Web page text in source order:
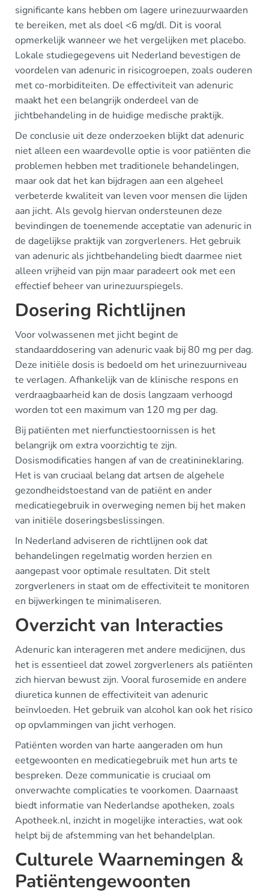
significante kans hebben om lagere urinezuurwaarden
te bereiken, met als doel <6 mg/dl. Dit is vooral
opmerkelijk wanneer we het vergelijken met placebo.
Lokale studiegegevens uit Nederland bevestigen de
voordelen van adenuric in risicogroepen, zoals ouderen
met co-morbiditeiten. De effectiviteit van adenuric
maakt het een belangrijk onderdeel van de
jichtbehandeling in de huidige medische praktijk.
De conclusie uit deze onderzoeken blijkt dat adenuric
niet alleen een waardevolle optie is voor patiënten die
problemen hebben met traditionele behandelingen,
maar ook dat het kan bijdragen aan een algeheel
verbeterde kwaliteit van leven voor mensen die lijden
aan jicht. Als gevolg hiervan ondersteunen deze
bevindingen de toenemende acceptatie van adenuric in
de dagelijkse praktijk van zorgverleners. Het gebruik
van adenuric als jichtbehandeling biedt daarmee niet
alleen vrijheid van pijn maar paradeert ook met een
effectief beheer van urinezuurspiegels.
Dosering Richtlijnen
Voor volwassenen met jicht begint de
standaarddosering van adenuric vaak bij 80 mg per dag.
Deze initiële dosis is bedoeld om het urinezuurniveau
te verlagen. Afhankelijk van de klinische respons en
verdraagbaarheid kan de dosis langzaam verhoogd
worden tot een maximum van 120 mg per dag.
Bij patiënten met nierfunctiestoornissen is het
belangrijk om extra voorzichtig te zijn.
Dosismodificaties hangen af van de creatinineklaring.
Het is van cruciaal belang dat artsen de algehele
gezondheidstoestand van de patiënt en ander
medicatiegebruik in overweging nemen bij het maken
van initiële doseringsbeslissingen.
In Nederland adviseren de richtlijnen ook dat
behandelingen regelmatig worden herzien en
aangepast voor optimale resultaten. Dit stelt
zorgverleners in staat om de effectiviteit te monitoren
en bijwerkingen te minimaliseren.
Overzicht van Interacties
Adenuric kan interageren met andere medicijnen, dus
het is essentieel dat zowel zorgverleners als patiënten
zich hiervan bewust zijn. Vooral furosemide en andere
diuretica kunnen de effectiviteit van adenuric
beïnvloeden. Het gebruik van alcohol kan ook het risico
op opvlammingen van jicht verhogen.
Patiënten worden van harte aangeraden om hun
eetgewoonten en medicatiegebruik met hun arts te
bespreken. Deze communicatie is cruciaal om
onverwachte complicaties te voorkomen. Daarnaast
biedt informatie van Nederlandse apotheken, zoals
Apotheek.nl, inzicht in mogelijke interacties, wat ook
helpt bij de afstemming van het behandelplan.
Culturele Waarnemingen &
Patiëntengewoonten